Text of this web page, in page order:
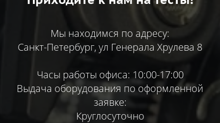
Мы находимся по адресу:
Санкт-Петербург, ул Генерала Хрулева 8
Часы работы офиса: 10:00-17:00
Выдача оборудования по оформленной
заявке:
Круглосуточно